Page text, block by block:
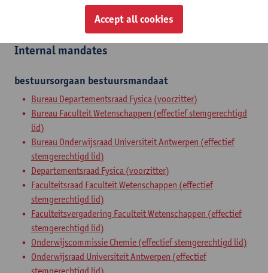
Internal mandates
bestuursorgaan bestuursmandaat
Bureau Departementsraad Fysica (voorzitter)
Bureau Faculteit Wetenschappen (effectief stemgerechtigd
lid)
Bureau Onderwijsraad Universiteit Antwerpen (effectief
stemgerechtigd lid)
Departementsraad Fysica (voorzitter)
Faculteitsraad Faculteit Wetenschappen (effectief
stemgerechtigd lid)
Faculteitsvergadering Faculteit Wetenschappen (effectief
stemgerechtigd lid)
Onderwijscommissie Chemie (effectief stemgerechtigd lid)
Onderwijsraad Universiteit Antwerpen (effectief
Accept all cookies